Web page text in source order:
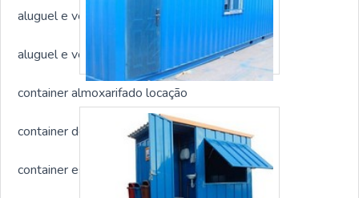
aluguel e venda de container
aluguel e venda de contêineres
container almoxarifado locação
container de obra aluguel
container escritório aluguel